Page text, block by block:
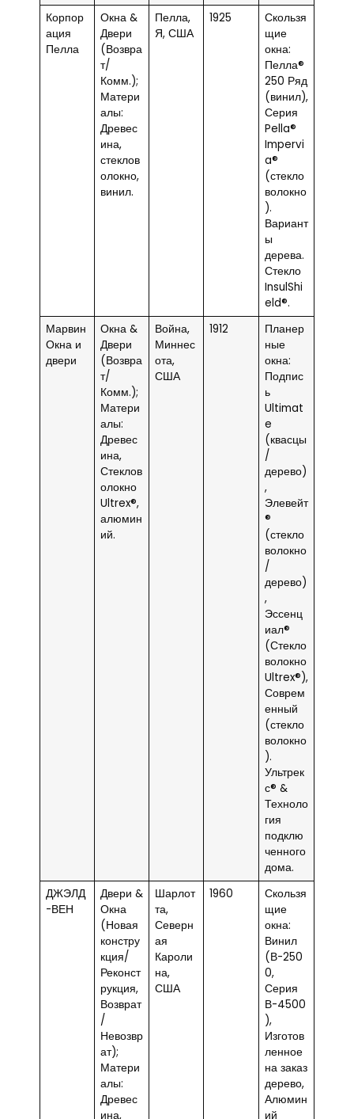
Корпор
ация
Пелла
Окна &
Двери
(Возвра
т/
Комм.);
Матери
алы:
Древес
ина,
стеклов
олокно,
винил.
Пелла,
Я, США
1925
Скользя
щие
окна:
Пелла®
250 Ряд
(винил),
Серия
Pella®
Impervi
a®
(стекло
волокно
).
Вариант
ы
дерева.
Стекло
InsulShi
eld®.
Марвин
Окна и
двери
Окна &
Двери
(Возвра
т/
Комм.);
Матери
алы:
Древес
ина,
Стеклов
олокно
Ultrex®,
алюмин
ий.
Война,
Миннес
ота,
США
1912
Планер
ные
окна:
Подпис
ь
Ultimat
e
(квасцы
/
дерево)
,
Элевейт
®
(стекло
волокно
/
дерево)
,
Эссенц
иал®
(Стекло
волокно
Ultrex®),
Соврем
енный
(стекло
волокно
).
Ультрек
с® &
Техноло
гия
подклю
ченного
дома.
ДЖЭЛД
-ВЕН
Двери &
Окна
(Новая
констру
кция/
Реконст
рукция,
Возврат
/
Невозвр
ат);
Матери
алы:
Древес
ина,
Шарлот
та,
Северн
ая
Кароли
на,
США
1960
Скользя
щие
окна:
Винил
(В-250
0,
Серия
В-4500
),
Изготов
ленное
на заказ
дерево,
Алюмин
ий